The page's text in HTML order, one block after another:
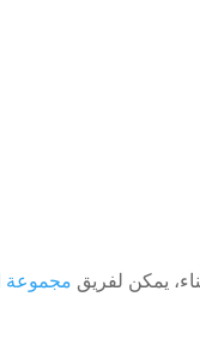
يمكن لفريق مجموعة